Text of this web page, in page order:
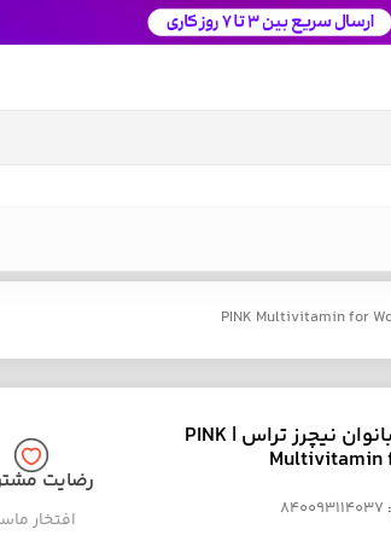
مولتی ویتامین پاستیلی بانوان نیچرز تراس | PINK
Multivitamin
840093114037
رضایت
افتخار